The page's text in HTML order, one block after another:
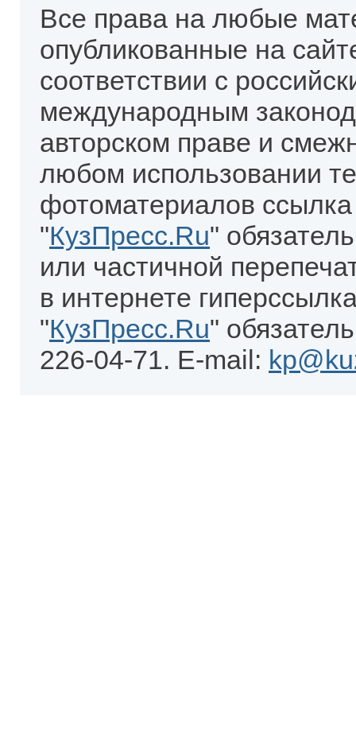
Все права на любые
опубликованные на
соответствии с
международным
авторском праве и
любом использовании
фотоматериалов
"КузПресс.Ru"
или частичной
в интернете
"КузПресс.Ru"
226-04-71. E-mail: